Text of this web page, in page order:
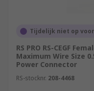
Tijdelijk niet op
RS PRO RS-CEGF
Maximum Wire Size
Power Connector
RS-stocknr. 208-4468